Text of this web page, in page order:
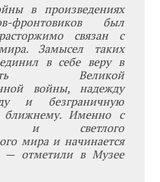
в произведениях
фронтовиков был
связан с
Замысел таких
в себе веру в
Великой
войны, надежду
и безграничную
Именно с
и светлого
мира и начинается
— отметили в Музее